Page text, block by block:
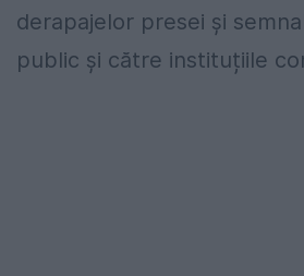
derapajelor presei și
public și către instituțiile